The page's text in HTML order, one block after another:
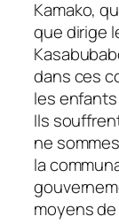
Kamako,
que dirige
dans ces
les
Ils
ne
la
moyens